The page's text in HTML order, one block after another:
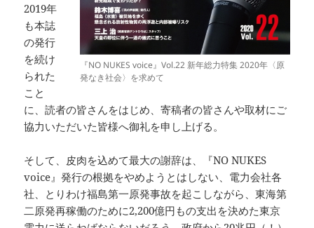
『NO NUKES voice』Vol.22 新年総力特集 2020年〈原
発なき社会〉を求めて
2019年
も本誌
の発行
を続け
られた
こと
に、読者の皆さんをはじめ、寄稿者の皆さんや取材にご
協力いただいた皆様へ御礼を申し上げる。
そして、皮肉を込めて最大の謝辞は、『NO NUKES
voice』発行の根拠をやめようとはしない、電力会社各
社、とりわけ福島第一原発事故を起こしながら、東海第
二原発再稼働のために2,200億円もの支出を決めた東京